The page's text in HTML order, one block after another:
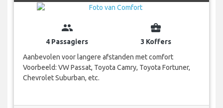
group
4 Passagiers
business_center
3 Koffers
Aanbevolen voor langere afstanden met comfort
Voorbeeld: VW Passat, Toyota Camry, Toyota Fortuner,
Chevrolet Suburban, etc.